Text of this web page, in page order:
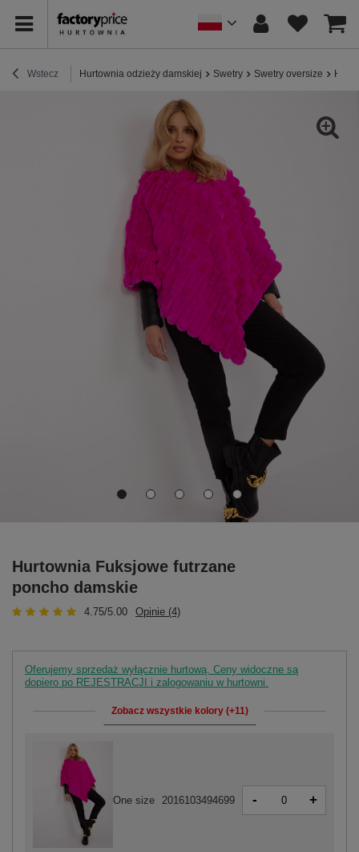
Wstecz Hurtownia odzieży damskiej Swetry Swetry oversize
Hurtownia Fuksjowe futrzane
poncho damskie
4.75/5.00 Opinie (4)
Oferujemy sprzedaż wyłącznie hurtową. Ceny widoczne są
dopiero po REJESTRACJI i zalogowaniu w hurtowni.
Zobacz wszystkie kolory (+11)
One size 2016103494699 - +